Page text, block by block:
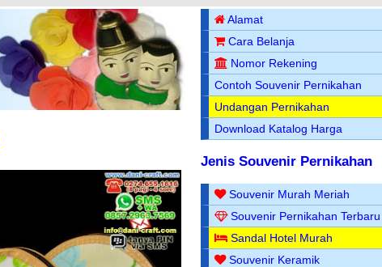
Alamat
Cara Belanja
Nomor Rekening
Contoh Souvenir Pernikahan
Undangan Pernikahan
Download Katalog Harga
Jenis Souvenir Pernikahan
Souvenir Murah Meriah
Souvenir Pernikahan Terbaru
Sandal Hotel Murah
Souvenir Keramik